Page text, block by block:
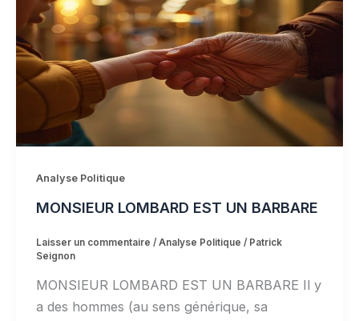
Analyse Politique
MONSIEUR LOMBARD EST UN BARBARE
Laisser un commentaire /Analyse Politique / Patrick
Seignon
MONSIEUR LOMBARD EST UN BARBARE Il y
a des hommes (au sens générique, sa